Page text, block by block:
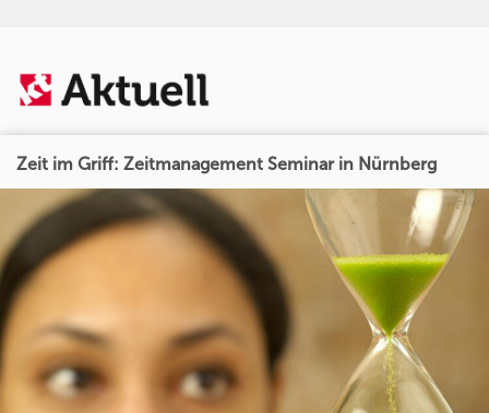
Zeit im Griff: Zeitmanagement Seminar in Nürnberg